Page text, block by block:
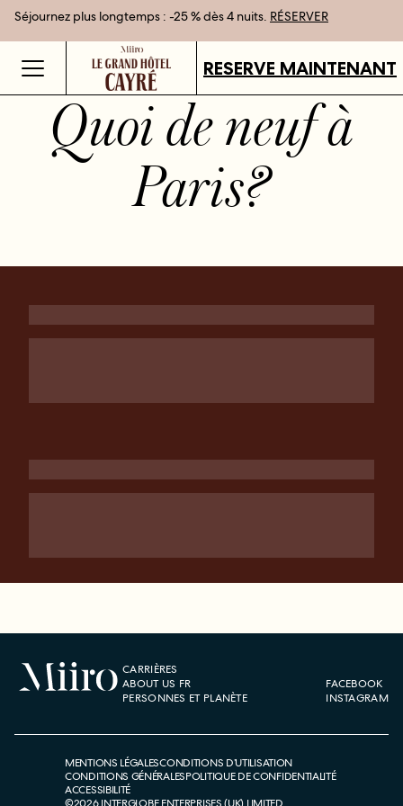
Séjournez plus longtemps : -25 % dès 4 nuits. RÉSERVER
Cartes cadeaux disponibles dans tous nos établissements.
Meilleur tarif garanti en réservant en direct
RESERVE MAINTENANT
Quoi de neuf à
Paris?
CARRIÈRES
ABOUT US FR
PERSONNES ET PLANÈTE
FACEBOOK
INSTAGRAM
MENTIONS LÉGALESCONDITIONS D’UTILISATION
CONDITIONS GÉNÉRALESPOLITIQUE DE CONFIDENTIALITÉ
ACCESSIBILITÉ